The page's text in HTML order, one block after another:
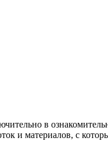
в
и материалов, с